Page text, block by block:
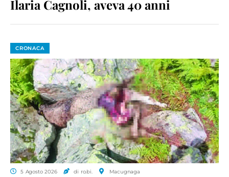
Ilaria Cagnoli, aveva 40 anni
CRONACA
5 Agosto 2026 di ro.bi. Macugnaga